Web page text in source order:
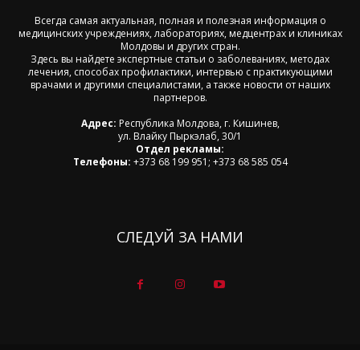
Всегда самая актуальная, полная и полезная информация о
медицинских учреждениях, лабораториях, медцентрах и клиниках
Молдовы и других стран.
Здесь вы найдете экспертные статьи о заболеваниях, методах
лечения, способах профилактики, интервью с практикующими
врачами и другими специалистами, а также новости от наших
партнеров.
Адрес: Республика Молдова, г. Кишинев,
ул. Влайку Пыркэлаб, 30/1
Отдел рекламы:
Телефоны: +373 68 199 951; +373 68 585 054
СЛЕДУЙ ЗА НАМИ